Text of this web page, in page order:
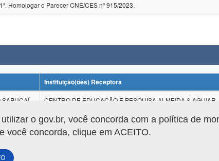
Reconhecimento de cursos de pós-graduação stricto sensu CTC-ES 220ª e 221ª. Homologar o Parecer CNE/CES nº 915/2023.
Instituição(ões) Receptora
SAPUCAÍ CENTRO DE EDUCAÇÃO E PESQUISA ALMEIDA & AGUIAR
o gov.br, você concorda com a política de
você concorda, clique em ACEITO.